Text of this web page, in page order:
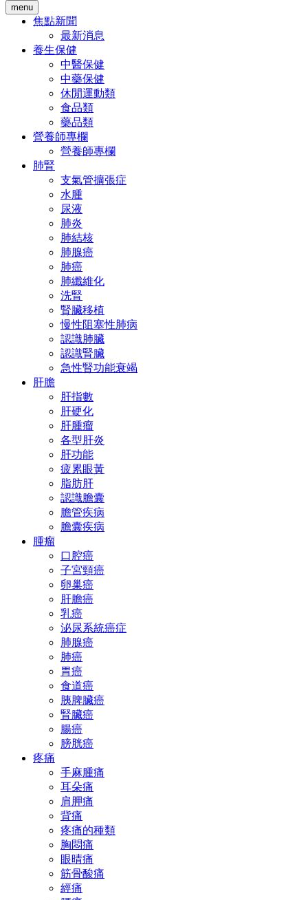
menu
焦點新聞
最新消息
養生保健
中醫保健
中藥保健
休閒運動類
食品類
藥品類
營養師專欄
營養師專欄
肺腎
支氣管擴張症
水腫
尿液
肺炎
肺結核
肺腺癌
肺癌
肺纖維化
洗腎
腎臟移植
慢性阻塞性肺病
認識肺臟
認識腎臟
急性腎功能衰竭
肝膽
肝指數
肝硬化
肝腫瘤
各型肝炎
肝功能
疲累眼黃
脂肪肝
認識膽囊
膽管疾病
膽囊疾病
腫瘤
口腔癌
子宮頸癌
卵巢癌
肝膽癌
乳癌
泌尿系統癌症
肺腺癌
肺癌
胃癌
食道癌
胰脾臟癌
腎臟癌
腸癌
膀胱癌
疼痛
手麻腫痛
耳朵痛
肩胛痛
背痛
疼痛的種類
胸悶痛
眼晴痛
筋骨酸痛
經痛